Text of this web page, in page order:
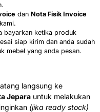
dan Nota Fisik Invoice
bayarkan ketika produk
siap kirim dan anda sudah
mebel yang anda pesan.
langsung ke
Jepara untuk melakukan
(jika ready stock)